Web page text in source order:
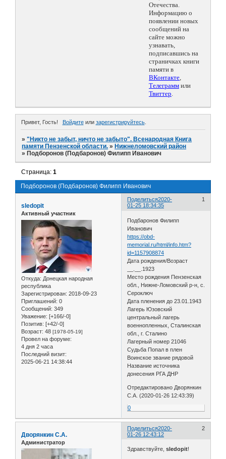
Отечества.
Информацию о
появлении новых
сообщений на
сайте можно
узнавать,
подписавшись на
страничках книги
памяти в
ВКонтакте,
Телеграмм или
Твиттер.
Привет, Гость! Войдитеили зарегистрируйтесь.
»"Никто не забыт, ничто не забыто". Всенародная Книга
памяти Пензенской области. » Нижнеломовский район
» Подборонов (Подбаронов) Филипп Иванович
Подборонов (Подбаронов) Филипп Иванович
Страница:1
Поделиться 1
2020-
01-25 18:34:35
sledopit
Активный участник
Откуда: Донецкая народная
республика
Зарегистрирован: 2018-09-23
Приглашений: 0
Сообщений: 349
Уважение: [+166/-0]
Позитив: [+42/-0]
Возраст: 48 [1978-05-19]
Провел на форуме:
4 дня 2 часа
Последний визит:
2025-06-21 14:38:44
Подбаронов Филипп
Иванович
https://obd-
memorial.ru/html/info.htm?
id=1157908874
Дата рождения/Возраст
__.__.1923
Место рождения Пензенская
обл., Нижне-Ломовский р-н, с.
Сероключ
Дата пленения до 23.01.1943
Лагерь Юзовский
центральный лагерь
военнопленных, Сталинская
обл., г. Сталино
Лагерный номер 21046
Судьба Попал в плен
Воинское звание рядовой
Название источника
донесения РГА ДНР
Отредактировано Дворянкин
С.А. (2020-01-26 12:43:39)
0
Поделиться 2
2020-
01-26 12:43:12
Дворянкин С.А.
Администратор
Здравствуйте,sledopit!